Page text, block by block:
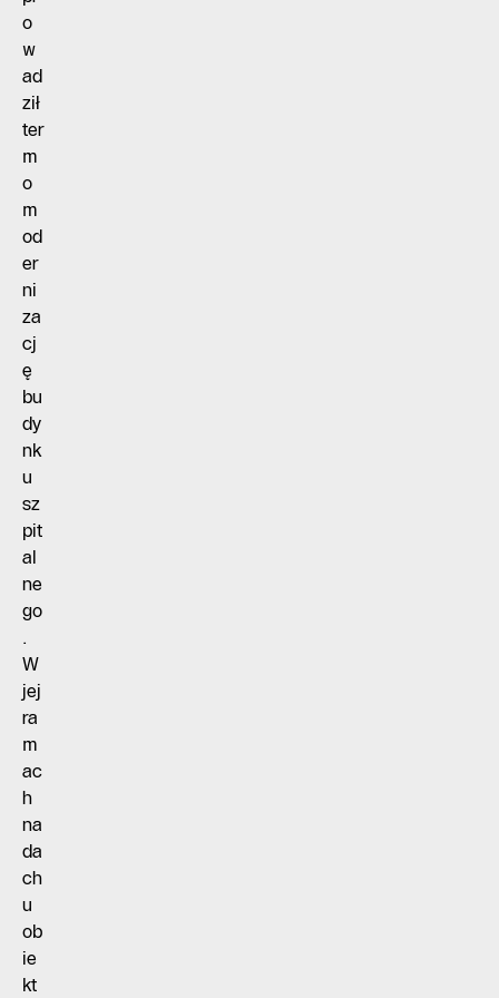
o
w
ad
ził
ter
m
o
m
od
er
ni
za
cj
ę
bu
dy
nk
u
sz
pit
al
ne
go
.
W
jej
ra
m
ac
h
na
da
ch
u
ob
ie
kt